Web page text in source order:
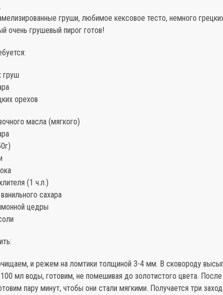
груши, любимое кексовое тесто, немного
очень грушевый пирог готов!
груш
орехов
масла (мягкого)
(1 ч.л.)
сахара
цедры
и режем на ломтики толщиной 3-4 мм. В сковороду
мл воды, готовим, не помешивая до золотистого цвета.
пару минут, чтобы они стали мягкими. Получается три